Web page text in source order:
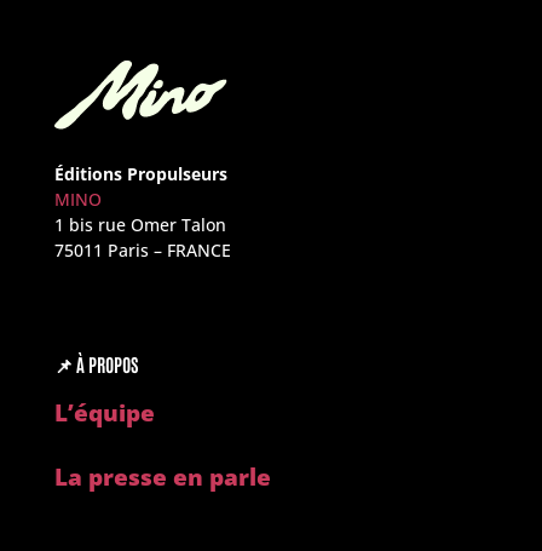
Éditions Propulseurs
MINO
1 bis rue Omer Talon
75011 Paris – FRANCE
📌 À PROPOS
L’équipe
La presse en parle